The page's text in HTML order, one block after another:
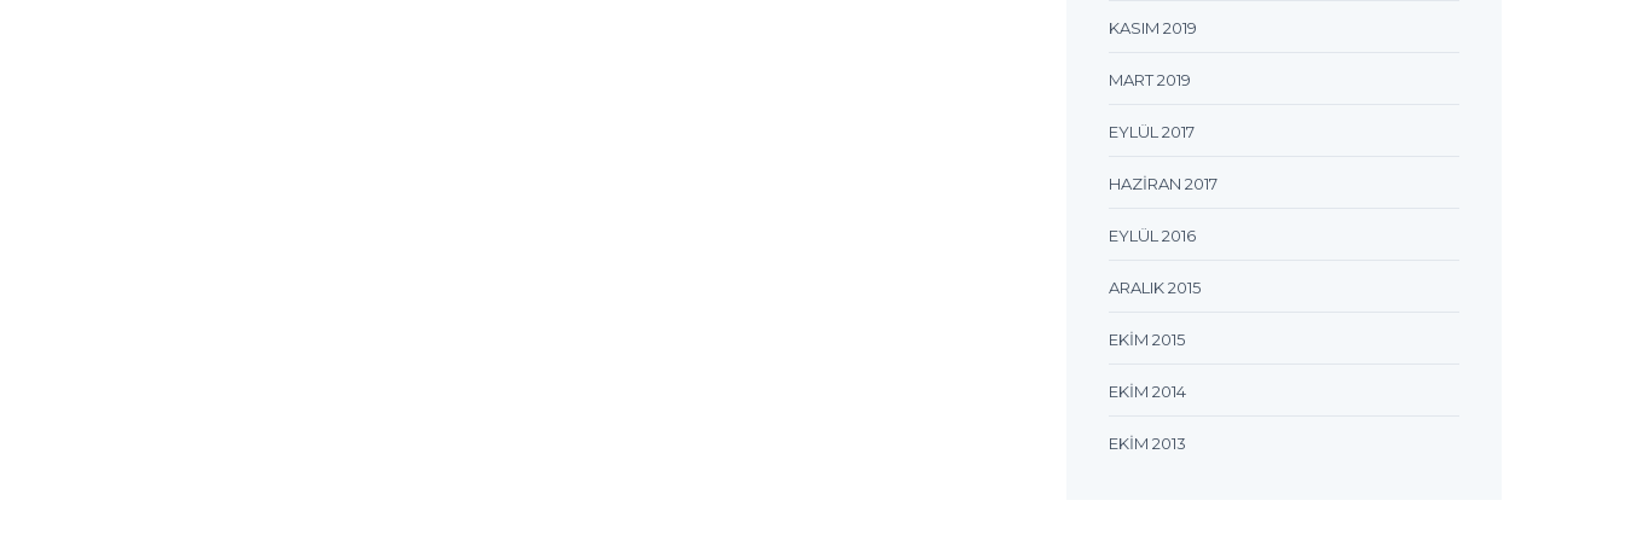
KASIM 2019
MART 2019
EYLÜL 2017
HAZIRAN 2017
EYLÜL 2016
ARALIK 2015
EKIM 2015
EKIM 2014
EKIM 2013